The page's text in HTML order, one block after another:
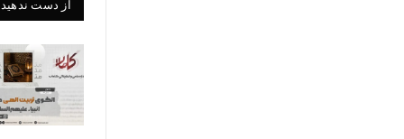
از دست ندهید